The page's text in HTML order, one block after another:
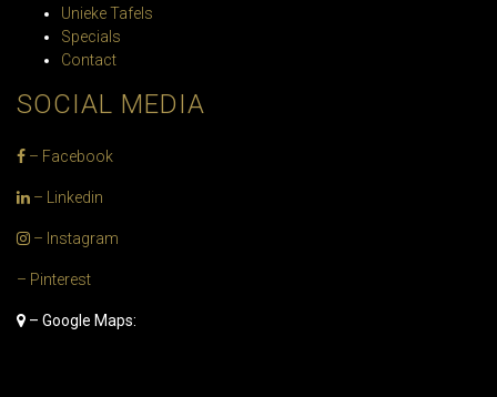
Unieke Tafels
Specials
Contact
SOCIAL MEDIA
– Facebook
– Linkedin
– Instagram
– Pinterest
– Google Maps: